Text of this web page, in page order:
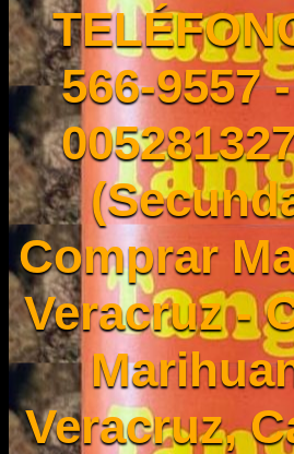
566-9557
Comprar
Veracruz -
Veracruz,